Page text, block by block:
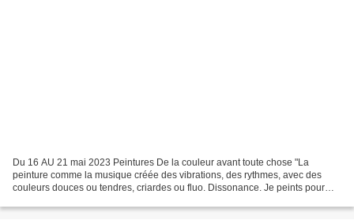
Du 16 AU 21 mai 2023 Peintures De la couleur avant toute chose "La
peinture comme la musique créée des vibrations, des rythmes, avec des
couleurs douces ou tendres, criardes ou fluo. Dissonance. Je peints pour